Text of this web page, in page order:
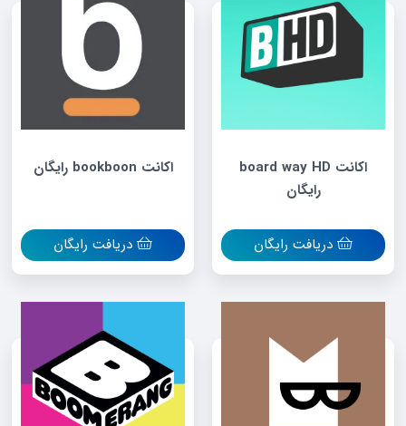
اکانت board way HD
رایگان
دریافت رایگان
اکانت bookboon رایگان
دریافت رایگان